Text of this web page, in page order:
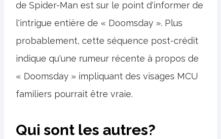
de Spider-Man est sur le point d'informer de
l'intrigue entière de « Doomsday ». Plus
probablement, cette séquence post-crédit
indique qu'une rumeur récente à propos de
« Doomsday » impliquant des visages MCU
familiers pourrait être vraie.
Qui sont les autres?